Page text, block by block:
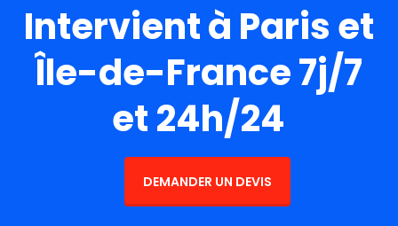
Intervient à Paris et
Île-de-France 7j/7
et 24h/24
DEMANDER UN DEVIS